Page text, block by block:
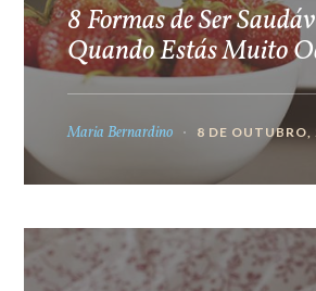
8 Formas de Ser
Quando Estás Muito
Maria Bernardino 8 DE OUTUBRO,